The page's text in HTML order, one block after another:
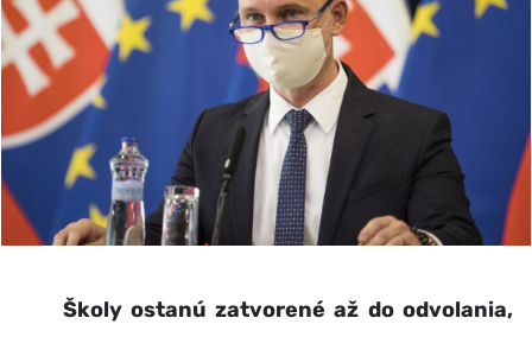
Školy ostanú zatvorené až do odvolania,